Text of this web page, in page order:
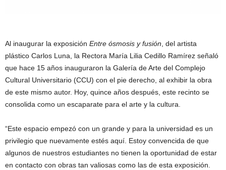
Al inaugurar la exposición Entre ósmosis y fusión, del artista
plástico Carlos Luna, la Rectora María Lilia Cedillo Ramírez señaló
que hace 15 años inauguraron la Galería de Arte del Complejo
Cultural Universitario (CCU) con el pie derecho, al exhibir la obra
de este mismo autor. Hoy, quince años después, este recinto se
consolida como un escaparate para el arte y la cultura.
“Este espacio empezó con un grande y para la universidad es un
privilegio que nuevamente estés aquí. Estoy convencida de que
algunos de nuestros estudiantes no tienen la oportunidad de estar
en contacto con obras tan valiosas como las de esta exposición.